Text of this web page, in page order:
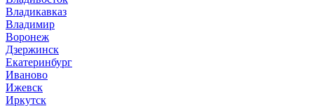
Владикавказ
Владимир
Воронеж
Дзержинск
Екатеринбург
Иваново
Ижевск
Иркутск